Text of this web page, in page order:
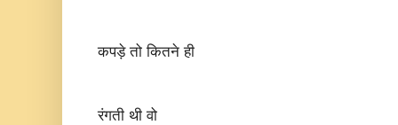
कपड़े तो कितने ही
रंगती थी वो